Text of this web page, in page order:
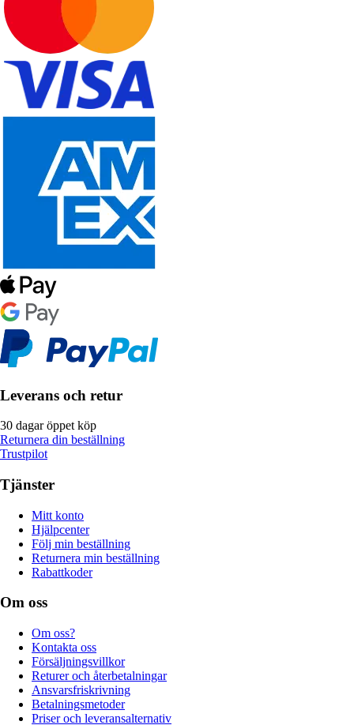
Leverans och retur
30 dagar öppet köp
Returnera din beställning
Trustpilot
Tjänster
Mitt konto
Hjälpcenter
Följ min beställning
Returnera min beställning
Rabattkoder
Om oss
Om oss?
Kontakta oss
Försäljningsvillkor
Returer och återbetalningar
Ansvarsfriskrivning
Betalningsmetoder
Priser och leveransalternativ